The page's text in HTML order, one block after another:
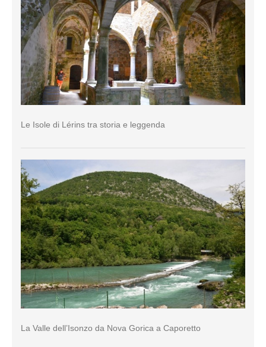
Le Isole di Lérins tra storia e leggenda
La Valle dell’Isonzo da Nova Gorica a Caporetto